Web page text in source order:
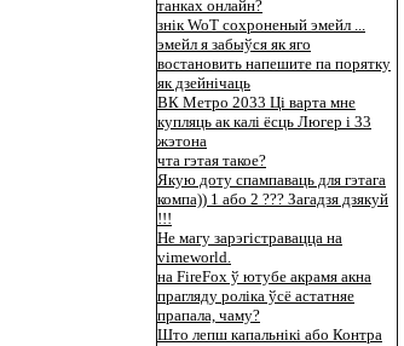
танках онлайн?
знік WoT сохроненый эмейл ...
эмейл я забыўся як яго
востановить напешите па порятку
як дзейнічаць
ВК Метро 2033 Ці варта мне
купляць ак калі ёсць Люгер і 33
жэтона
чта гэтая такое?
Якую доту спампаваць для гэтага
компа)) 1 або 2 ??? Загадзя дзякуй
!!!
Не магу зарэгістравацца на
vimeworld.
на FireFox ў ютубе акрамя акна
прагляду роліка ўсё астатняе
прапала, чаму?
Што лепш капальнікі або Контра